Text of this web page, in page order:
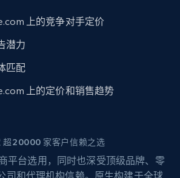
上的竞争对手定价
潜力
匹配
上的定价和销售趋势
超20000 家客户信赖之选
平台选用，同时也深受顶级品牌、零